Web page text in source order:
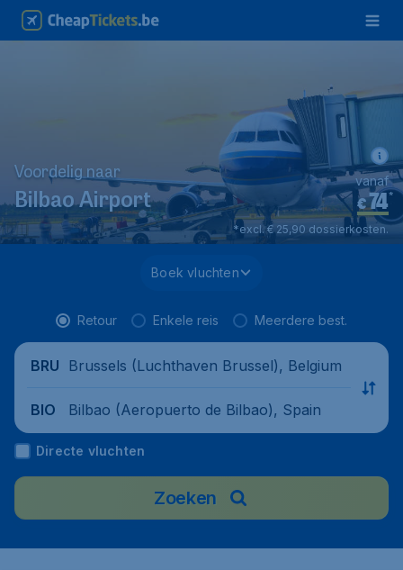
Voordelig naar
Bilbao Airport €74*
vanaf
*excl. € 25,90 dossierkosten.
Boek vluchten
Retour Enkele reis Meerdere best.
BRU Brussels (Luchthaven Brussel), Belgium
BIO Bilbao (Aeropuerto de Bilbao), Spain
Directe vluchten
Zoeken